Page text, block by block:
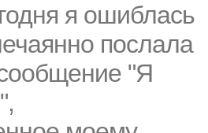
я ошиблась
послала
"Я